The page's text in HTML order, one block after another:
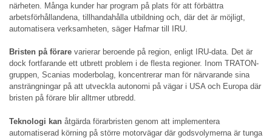
närheten. Många kunder har program på plats för att förbättra
arbetsförhållandena, tillhandahålla utbildning och, där det är möjligt,
automatisera verksamheten, säger Hafmar till IRU.
Bristen på förare varierar beroende på region, enligt IRU-data. Det är
dock fortfarande ett utbrett problem i de flesta regioner. Inom TRATON-
gruppen, Scanias moderbolag, koncentrerar man för närvarande sina
ansträngningar på att utveckla autonomi på vägar i USA och Europa där
bristen på förare blir alltmer utbredd.
Teknologi kan åtgärda förarbristen genom att implementera
automatiserad körning på större motorvägar där godsvolymerna är tunga